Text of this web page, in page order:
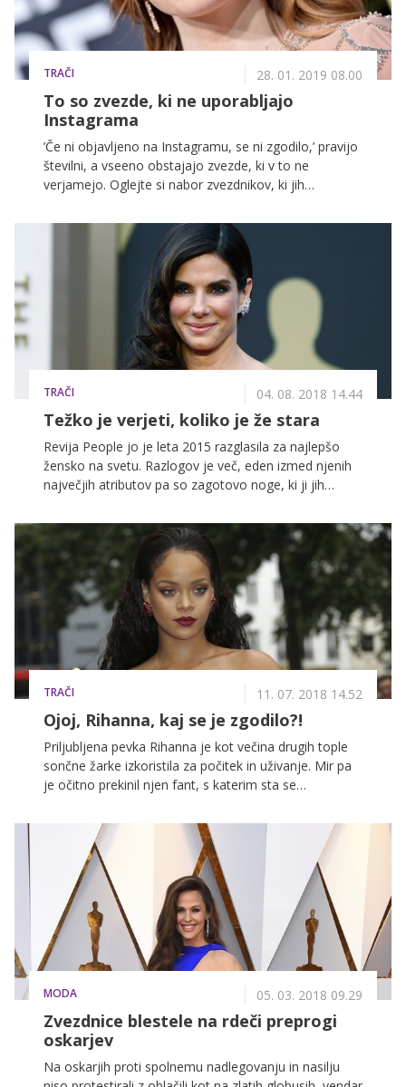
TRAČI 28. 01. 2019 08.00
To so zvezde, ki ne uporabljajo
Instagrama
’Če ni objavljeno na Instagramu, se ni zgodilo,’ pravijo
številni, a vseeno obstajajo zvezde, ki v to ne
verjamejo. Oglejte si nabor zvezdnikov, ki jih
omrežju odpovedali ali pa ga niso nikoli imeli.
TRAČI 04. 08. 2018 14.44
Težko je verjeti, koliko je že stara
Revija People jo je leta 2015 razglasila za najlepšo
žensko na svetu. Razlogov je več, eden izmed njenih
največjih atributov pa so zagotovo noge, ki ji jih
odveč, saj z malo trdne volje in telovadbe tudi ve
lahko postanete lastnice zapeljivih in izklesanih nog!
TRAČI 11. 07. 2018 14.52
Ojoj, Rihanna, kaj se je zgodilo?!
Priljubljena pevka Rihanna je kot večina drugih tople
sončne žarke izkoristila za počitek in uživanje. Mir pa
je očitno prekinil njen fant, s katerim sta se
MODA 05. 03. 2018 09.29
Zvezdnice blestele na rdeči preprogi
oskarjev
Na oskarjih proti spolnemu nadlegovanju in nasilju